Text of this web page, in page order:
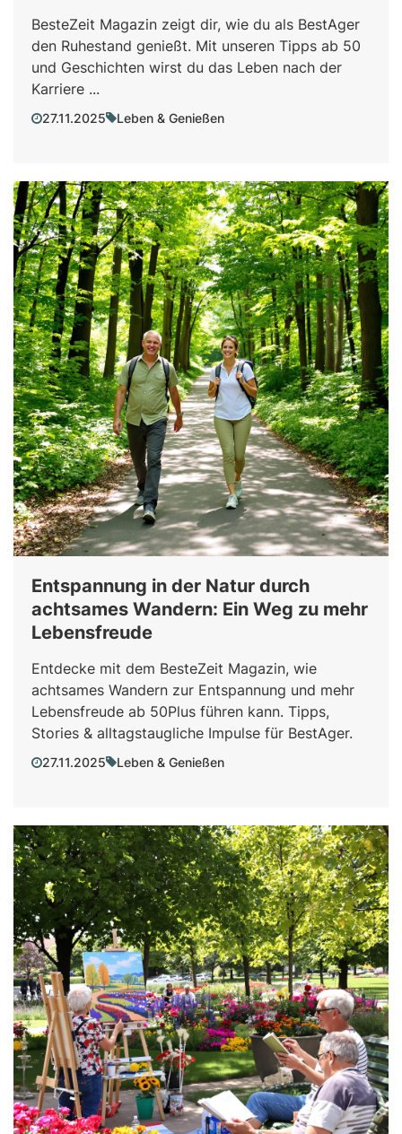
BesteZeit Magazin zeigt dir, wie du als BestAger
den Ruhestand genießt. Mit unseren Tipps ab 50
und Geschichten wirst du das Leben nach der
Karriere ...
27.11.2025 Leben & Genießen
Entspannung in der Natur durch
achtsames Wandern: Ein Weg zu mehr
Lebensfreude
Entdecke mit dem BesteZeit Magazin, wie
achtsames Wandern zur Entspannung und mehr
Lebensfreude ab 50Plus führen kann. Tipps,
Stories & alltagstaugliche Impulse für BestAger.
27.11.2025 Leben & Genießen